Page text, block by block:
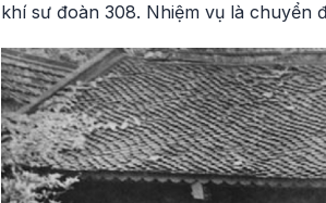
khí sư đoàn 308. Nhiệm vụ là chuyển